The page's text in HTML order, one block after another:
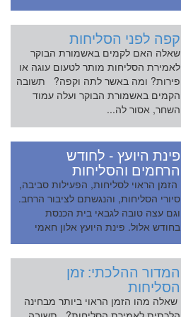
קפה לפני הסליחות
שאלה האם לקמים באשמורת הבוקר
לאמירת הסליחות מותר לטעום עוגה או
פירות? ומה באשר לתה וקפה? תשובה
הקמים באשמורת הבוקר ועלה עמוד
השחר, אסור לה...
פינת היועץ - לחודש
הרחמים והסליחות
הזמן הראוי לסליחות, הפעילות סביבה,
סיורי הסליחות, והנגשתם לציבור הרחב.
וגם עצה טובה לגבאי בית הכנסת
בחודש אלול. פינת היועץ אלון חאמי
המדור ההלכתי: זמן
הסליחות
שאלה מהו הזמן הראוי ביותר מבחינה